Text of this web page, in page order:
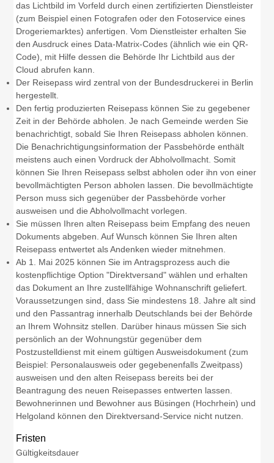
das Lichtbild im Vorfeld durch einen zertifizierten Dienstleister
(zum Beispiel einen Fotografen oder den Fotoservice eines
Drogeriemarktes) anfertigen. Vom Dienstleister erhalten Sie
den Ausdruck eines Data-Matrix-Codes (ähnlich wie ein QR-
Code), mit Hilfe dessen die Behörde Ihr Lichtbild aus der
Cloud abrufen kann.
Der Reisepass wird zentral von der Bundesdruckerei in Berlin
hergestellt.
Den fertig produzierten Reisepass können Sie zu gegebener
Zeit in der Behörde abholen. Je nach Gemeinde werden Sie
benachrichtigt, sobald Sie Ihren Reisepass abholen können.
Die Benachrichtigungsinformation der Passbehörde enthält
meistens auch einen Vordruck der Abholvollmacht. Somit
können Sie Ihren Reisepass selbst abholen oder ihn von einer
bevollmächtigten Person abholen lassen. Die bevollmächtigte
Person muss sich gegenüber der Passbehörde vorher
ausweisen und die Abholvollmacht vorlegen.
Sie müssen Ihren alten Reisepass beim Empfang des neuen
Dokuments abgeben. Auf Wunsch können Sie Ihren alten
Reisepass entwertet als Andenken wieder mitnehmen.
Ab 1. Mai 2025 können Sie im Antragsprozess auch die
kostenpflichtige Option "Direktversand" wählen und erhalten
das Dokument an Ihre zustellfähige Wohnanschrift geliefert.
Voraussetzungen sind, dass Sie mindestens 18. Jahre alt sind
und den Passantrag innerhalb Deutschlands bei der Behörde
an Ihrem Wohnsitz stellen. Darüber hinaus müssen Sie sich
persönlich an der Wohnungstür gegenüber dem
Postzustelldienst mit einem gültigen Ausweisdokument (zum
Beispiel: Personalausweis oder gegebenenfalls Zweitpass)
ausweisen und den alten Reisepass bereits bei der
Beantragung des neuen Reisepasses entwerten lassen.
Bewohnerinnen und Bewohner aus Büsingen (Hochrhein) und
Helgoland können den Direktversand-Service nicht nutzen.
Fristen
Gültigkeitsdauer